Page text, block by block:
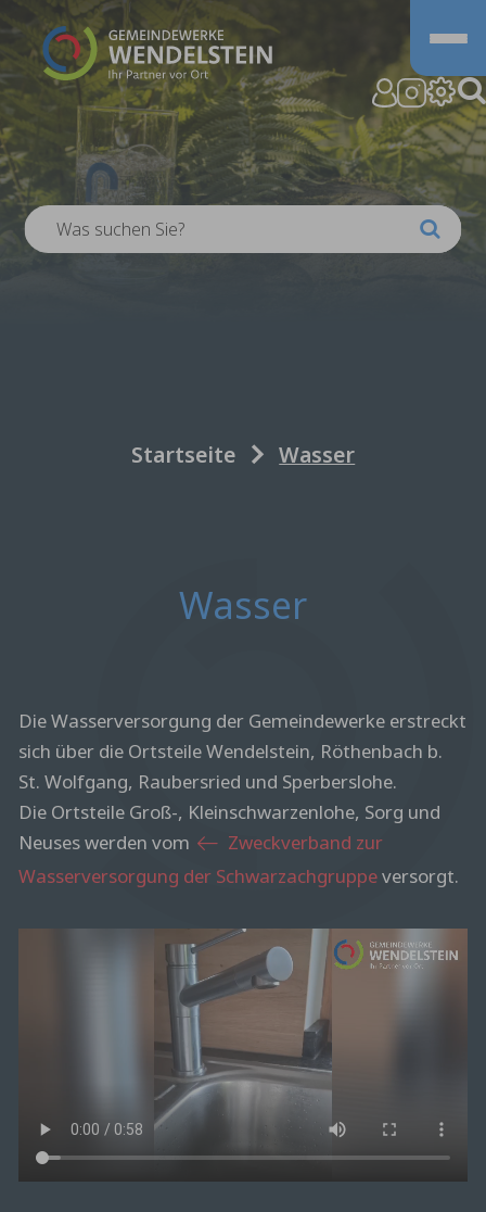
Zum Hauptinhalt springen
Startseite Wasser
Wasser
Die Wasserversorgung der Gemeindewerke erstreckt
sich über die Ortsteile Wendelstein, Röthenbach b.
St. Wolfgang, Raubersried und Sperberslohe.
Die Ortsteile Groß-, Kleinschwarzenlohe, Sorg und
Neuses werden vom
Zweckverband zur
Wasserversorgung der Schwarzachgruppeversorgt.